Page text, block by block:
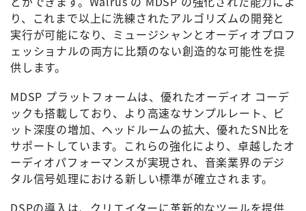
り、これまで以上に洗練されたアルゴリズムの開発と
実行が可能になり、ミュージシャンとオーディオプロフ
ェッショナルの両方に比類のない創造的な可能性を提
供します。
MDSP プラットフォームは、優れたオーディオ コーデ
ックも搭載しており、より高速なサンプルレート、ビ
ット深度の増加、ヘッドルームの拡大、優れたSN比を
サポートしています。これらの強化により、卓越したオ
ーディオパフォーマンスが実現され、音楽業界のデジ
タル信号処理における新しい標準が確立されます。
DSPの導入は、クリエイターに革新的なツールを提供